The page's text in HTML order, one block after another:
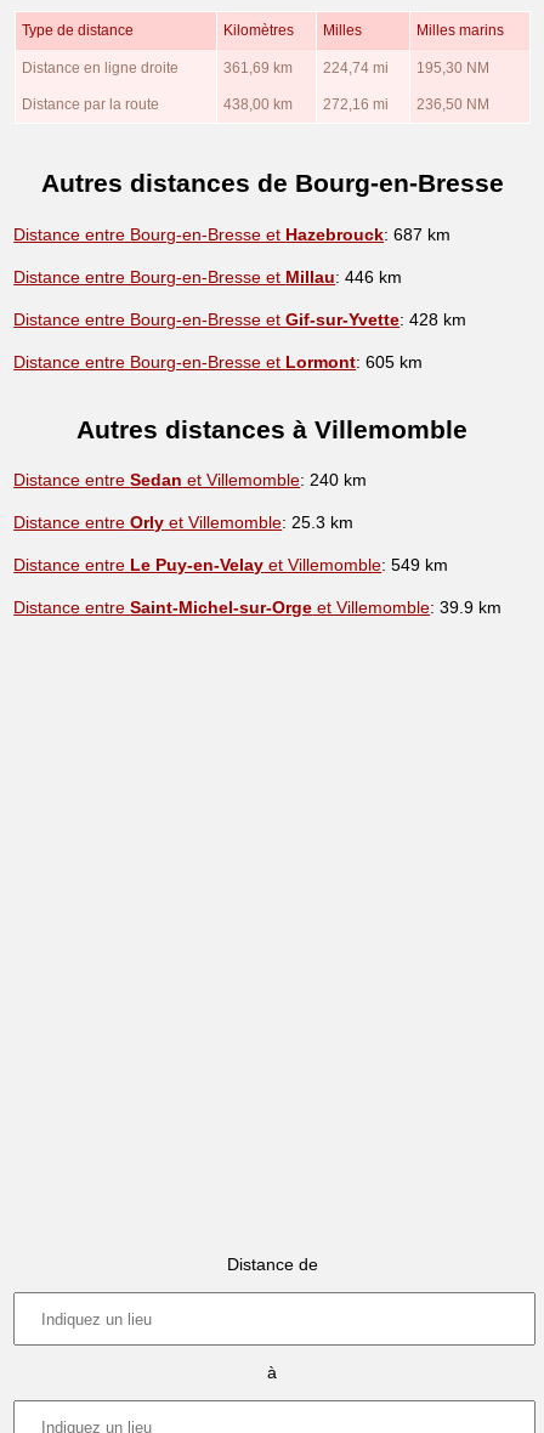
Type de distance Kilomètres Milles Milles marins
Distance en ligne droite 361,69 km 224,74 mi 195,30 NM
Distance par la route 438,00 km 272,16 mi 236,50 NM
Autres distances de Bourg-en-Bresse
Distance entre Bourg-en-Bresse et Hazebrouck: 687 km
Distance entre Bourg-en-Bresse et Millau: 446 km
Distance entre Bourg-en-Bresse etGif-sur-Yvette: 428 km
Distance entre Bourg-en-Bresse et Lormont: 605 km
Autres distances à Villemomble
Distance entreSedan et Villemomble: 240 km
Distance entreOrly et Villemomble: 25.3 km
Distance entre Le Puy-en-Velay et Villemomble: 549 km
Distance entreSaint-Michel-sur-Orge et Villemomble: 39.9 km
Distance de
à